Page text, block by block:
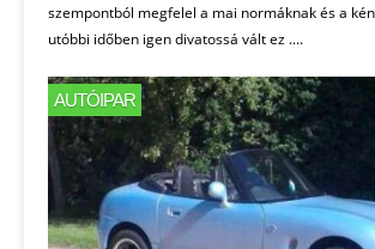
szempontból megfelel a mai normáknak és a
utóbbi időben igen divatossá vált ez ....
AUTÓIPAR